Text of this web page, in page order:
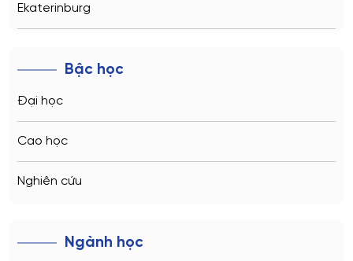
Ekaterinburg
Kaliningrad
Bậc học
Đại học
Cao học
Nghiên cứu
Ngành học